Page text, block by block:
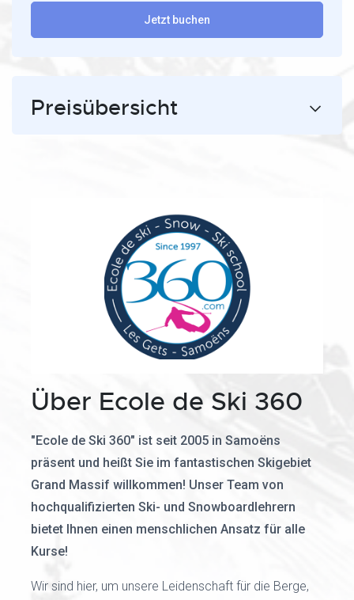
Jetzt buchen
Preisübersicht
Über Ecole de Ski 360
"Ecole de Ski 360" ist seit 2005 in Samoëns
präsent und heißt Sie im fantastischen Skigebiet
Grand Massif willkommen! Unser Team von
hochqualifizierten Ski- und Snowboardlehrern
bietet Ihnen einen menschlichen Ansatz für alle
Kurse!
Wir sind hier, um unsere Leidenschaft für die Berge,